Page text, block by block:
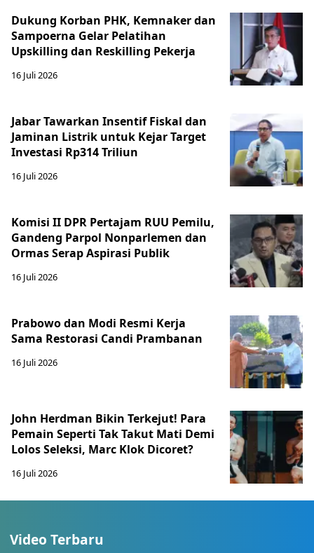
Dukung Korban PHK, Kemnaker dan
Sampoerna Gelar Pelatihan
Upskilling dan Reskilling Pekerja
16 Juli 2026
Jabar Tawarkan Insentif Fiskal dan
Jaminan Listrik untuk Kejar Target
Investasi Rp314 Triliun
16 Juli 2026
Komisi II DPR Pertajam RUU Pemilu,
Gandeng Parpol Nonparlemen dan
Ormas Serap Aspirasi Publik
16 Juli 2026
Prabowo dan Modi Resmi Kerja
Sama Restorasi Candi Prambanan
16 Juli 2026
John Herdman Bikin Terkejut! Para
Pemain Seperti Tak Takut Mati Demi
Lolos Seleksi, Marc Klok Dicoret?
16 Juli 2026
Video Terbaru